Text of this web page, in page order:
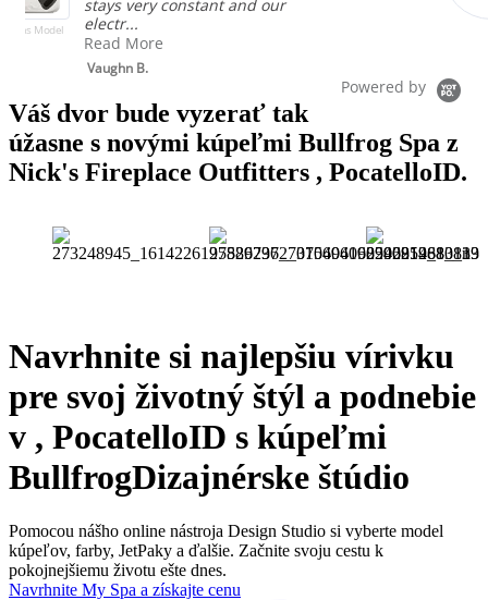
Powered by
Váš dvor bude vyzerať tak
úžasne s novými kúpeľmi Bullfrog Spa z
Nick's Fireplace Outfitters , PocatelloID.
Navrhnite si najlepšiu vírivku
pre svoj životný štýl a podnebie
v , PocatelloID s kúpeľmi
BullfrogDizajnérske štúdio
Pomocou nášho online nástroja Design Studio si vyberte model
kúpeľov, farby, JetPaky a ďalšie. Začnite svoju cestu k
pokojnejšiemu životu ešte dnes.
Navrhnite My Spa a získajte cenu